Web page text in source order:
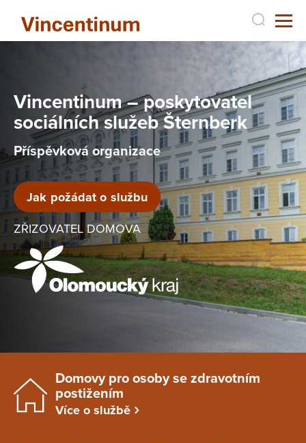
Vincentinum – poskytovatel
sociálních služeb Šternberk
Příspěvková organizace
Jak požádat o službu
ZŘIZOVATEL DOMOVA
Domovy pro osoby se zdravotním
postižením
Více o službě